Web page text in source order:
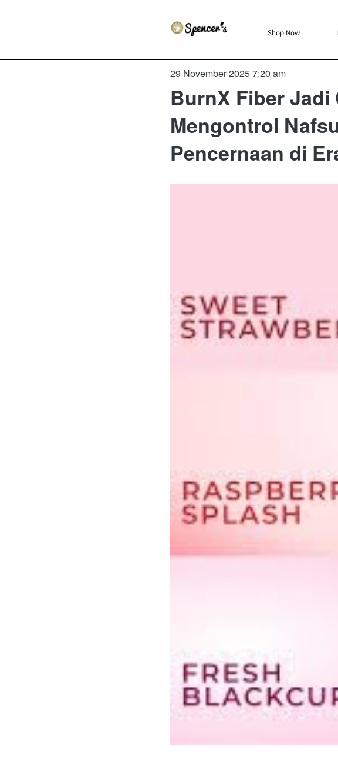
`
Shop Now
29 November 2025 7:20 am
BurnX Fiber
Mengontrol
Pencernaan di